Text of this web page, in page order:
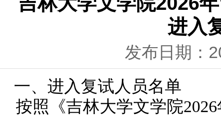
进入
发布日期：
一、进入复试人员名单
按照
《吉林大学文学院